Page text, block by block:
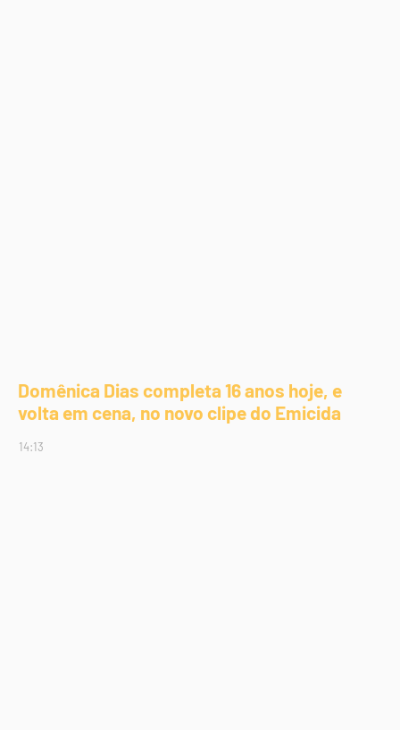
Domênica Dias completa 16 anos hoje, e
volta em cena, no novo clipe do Emicida
14:13